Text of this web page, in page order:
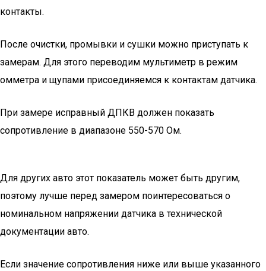
контакты.
После очистки, промывки и сушки можно приступать к
замерам. Для этого переводим мультиметр в режим
омметра и щупами присоединяемся к контактам датчика.
При замере исправный ДПКВ должен показать
сопротивление в диапазоне 550-570 Ом.
Для других авто этот показатель может быть другим,
поэтому лучше перед замером поинтересоваться о
номинальном напряжении датчика в технической
документации авто.
Если значение сопротивления ниже или выше указанного